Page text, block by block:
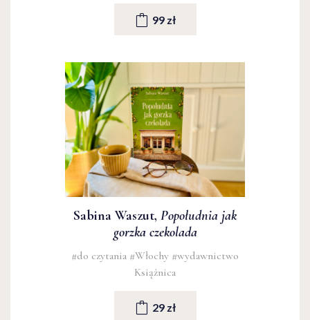
99 zł
Sabina Waszut, Popołudnia jak
gorzka czekolada
#do czytania #Włochy #wydawnictwo
Książnica
29 zł